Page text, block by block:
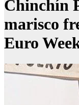
Chinchín
marisco
Euro